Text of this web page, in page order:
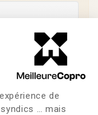
de
… mais
?
NON